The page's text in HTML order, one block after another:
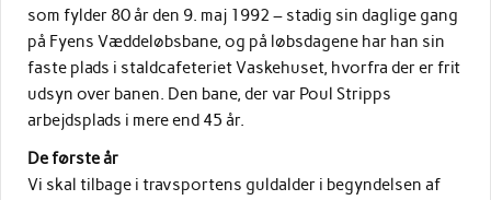
som fylder 80 år den 9. maj 1992 – stadig sin daglige gang
på Fyens Væddeløbsbane, og på løbsdagene har han sin
faste plads i staldcafeteriet Vaskehuset, hvorfra der er frit
udsyn over banen. Den bane, der var Poul Stripps
arbejdsplads i mere end 45 år.
De første år
Vi skal tilbage i travsportens guldalder i begyndelsen af